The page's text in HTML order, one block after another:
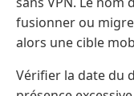
fusionner ou
alors une cible
Vérifier la date du